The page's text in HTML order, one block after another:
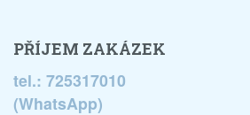
PŘÍJEM ZAKÁZEK
tel.: 725317010
(WhatsApp)